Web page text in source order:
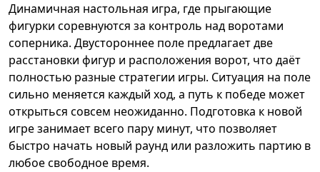
Динамичная настольная игра, где прыгающие
фигурки соревнуются за контроль над воротами
соперника. Двустороннее поле предлагает две
расстановки фигур и расположения ворот, что даёт
полностью разные стратегии игры. Ситуация на поле
сильно меняется каждый ход, а путь к победе может
открыться совсем неожиданно. Подготовка к новой
игре занимает всего пару минут, что позволяет
быстро начать новый раунд или разложить партию в
любое свободное время.